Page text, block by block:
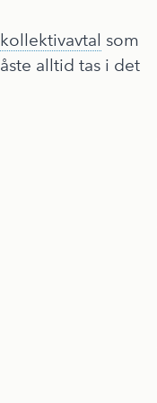
kollektivavtal som
alltid tas i det